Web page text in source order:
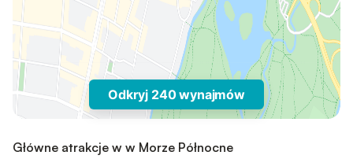
Odkryj 240 wynajmów
Główne atrakcje w w Morze Północne